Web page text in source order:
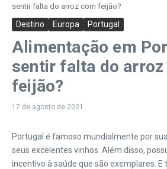
sentir falta do arroz com feijão?
Destino Europa Portugal
Alimentação em
sentir falta do arroz
feijão?
17 de agosto de 2021
Portugal é famoso mundialmente por
seus excelentes vinhos. Além disso,
incentivo à saúde que são exemplares.